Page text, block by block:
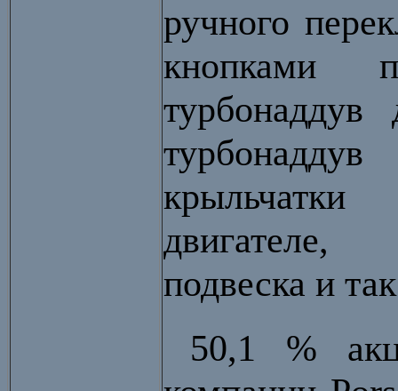
ручного
кнопками
турбонаддув
двигателе,
подвеска и
50,1 %